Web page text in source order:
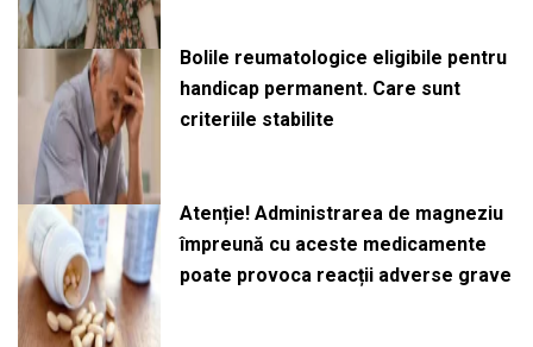
Bolile reumatologice eligibile pentru
handicap permanent. Care sunt
criteriile stabilite
Atenție! Administrarea de magneziu
împreună cu aceste medicamente
poate provoca reacții adverse grave